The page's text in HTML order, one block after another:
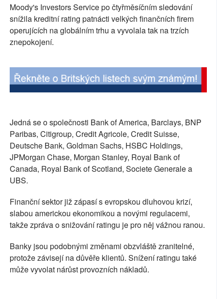
SOCIÁLNÍ SÍTĚ
RUBRIKY
Moody's Investors Service po čtyřměsíčním sledování
snížila kreditní rating patnácti velkých finančních firem
operujících na globálním trhu a vyvolala tak na trzích
znepokojení.
Jedná se o společnosti Bank of America, Barclays, BNP
Paribas, Citigroup, Credit Agricole, Credit Suisse,
Deutsche Bank, Goldman Sachs, HSBC Holdings,
JPMorgan Chase, Morgan Stanley, Royal Bank of
Canada, Royal Bank of Scotland, Societe Generale a
UBS.
Finanční sektor již zápasí s evropskou dluhovou krizí,
slabou americkou ekonomikou a novými regulacemi,
takže zpráva o snižování ratingu je pro něj vážnou ranou.
Banky jsou podobnými změnami obzvláště zranitelné,
protože závisejí na důvěře klientů. Snížení ratingu také
může vyvolat nárůst provozních nákladů.